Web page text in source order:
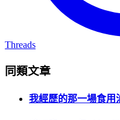
Threads
同類文章
我經歷的那一場食用